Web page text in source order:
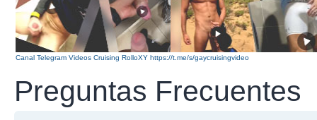
Canal Telegram Videos Cruising RolloXY https://t.me/s/gaycruisingvideo
Preguntas Frecuentes